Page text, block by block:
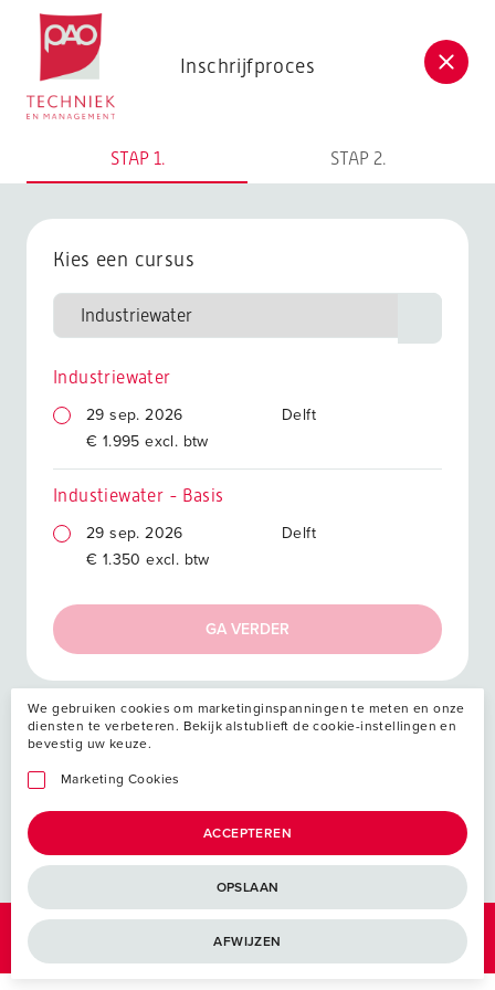
Postacademische cursussen, leergangen en opleidingen
Inschrijfproces
STAP 1. STAP 2.
Kies een cursus
Industriewater
29 sep. 2026
Delft
€ 1.995 excl. btw
Industiewater - Basis
29 sep. 2026
Delft
€ 1.350 excl. btw
GA VERDER
We gebruiken cookies om marketinginspanningen te meten en onze
diensten te verbeteren. Bekijk alstublieft de cookie-instellingen en
bevestig uw keuze.
Marketing Cookies
ACCEPTEREN
OPSLAAN
AFWIJZEN